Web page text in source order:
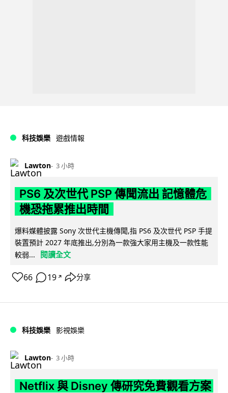
科技娛樂 遊戲情報
Lawton 3 小時
PS6 及次世代 PSP 傳聞流出 記憶體危
機恐拖累推出時間
爆料媒體披露 Sony 次世代主機傳聞,指 PS6 及次世代 PSP 手提
裝置預計 2027 年底推出,分別為一款強大家用主機及一款性能
較弱...
閱讀全文
66 19 ↗ 分享
科技娛樂 影視娛樂
Lawton 3 小時
Netflix 與 Disney 傳研究免費觀看方案